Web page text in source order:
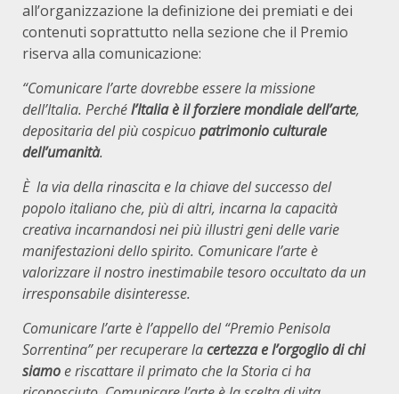
all’organizzazione la definizione dei premiati e dei
contenuti soprattutto nella sezione che il Premio
riserva alla comunicazione:
“Comunicare l’arte dovrebbe essere la missione
dell’Italia. Perchél’Italia è il forziere mondiale dell’arte,
depositaria del più cospicuopatrimonio culturale
dell’umanità.
È la via della rinascita e la chiave del successo del
popolo italiano che, più di altri, incarna la capacità
creativa incarnandosi nei più illustri geni delle varie
manifestazioni dello spirito. Comunicare l’arte è
valorizzare il nostro inestimabile tesoro occultato da un
irresponsabile disinteresse.
Comunicare l’arte è l’appello del “Premio Penisola
Sorrentina” per recuperare lacertezza e l’orgoglio di chi
siamoe riscattare il primato che la Storia ci ha